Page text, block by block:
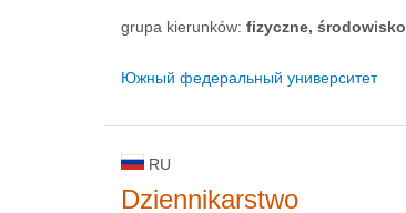
grupa kierunków: fizyczne, środowisko
Южный федеральный университет
RU
Dziennikarstwo